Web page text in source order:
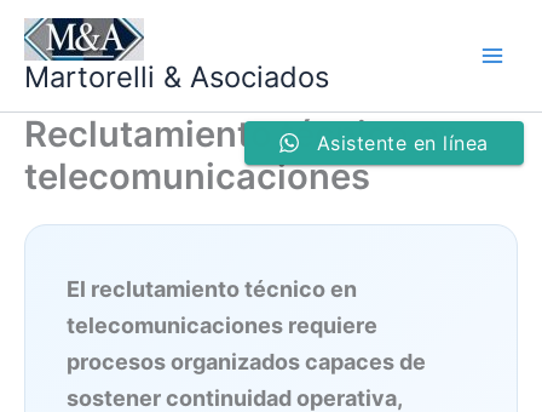
contenido
Martorelli & Asociados
Reclutamiento técnico en
telecomunicaciones
El reclutamiento técnico en
telecomunicaciones requiere
procesos organizados capaces de
sostener continuidad operativa,
Asistente en línea